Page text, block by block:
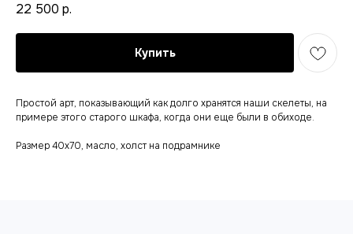
22 500 р.
Купить
Простой арт, показывающий как долго хранятся наши скелеты, на
примере этого старого шкафа, когда они еще были в обиходе.
Размер 40х70, масло, холст на подрамнике